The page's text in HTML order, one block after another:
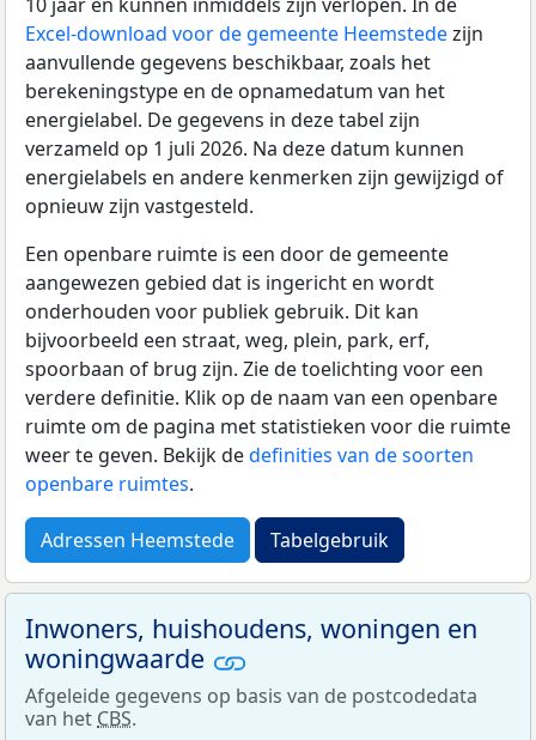
Excel-download voor de gemeente Heemstedezijn
aanvullende gegevens beschikbaar, zoals het
berekeningstype en de opnamedatum van het
energielabel. De gegevens in deze tabel zijn
verzameld op 1 juli 2026. Na deze datum kunnen
energielabels en andere kenmerken zijn gewijzigd of
opnieuw zijn vastgesteld.
Een openbare ruimte is een door de gemeente
aangewezen gebied dat is ingericht en wordt
onderhouden voor publiek gebruik. Dit kan
bijvoorbeeld een straat, weg, plein, park, erf,
spoorbaan of brug zijn. Zie de toelichting voor een
verdere definitie. Klik op de naam van een openbare
ruimte om de pagina met statistieken voor die ruimte
weer te geven. Bekijk dedefinities van de soorten
openbare ruimtes.
Adressen Heemstede Tabelgebruik
Inwoners, huishoudens, woningen en
woningwaarde
Afgeleide gegevens op basis van de postcodedata
van het CBS.